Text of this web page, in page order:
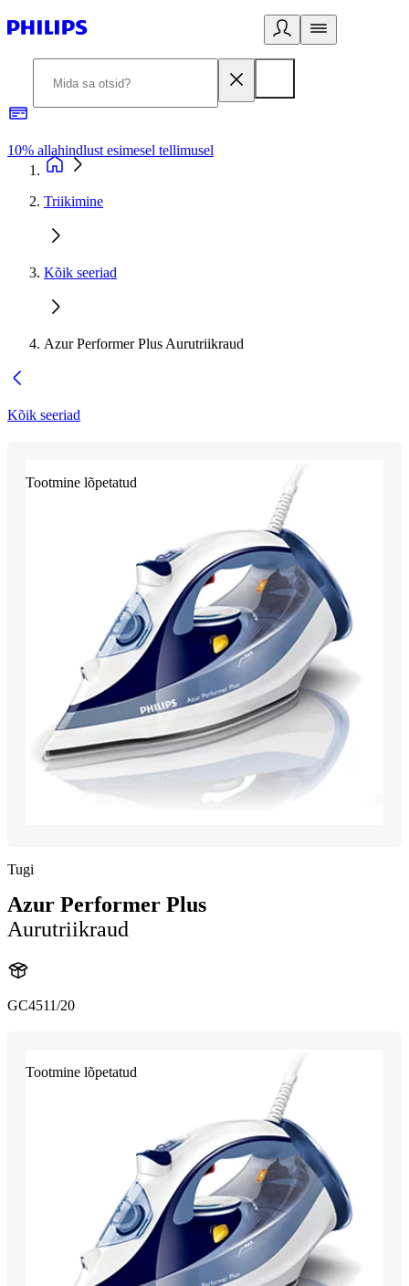
10% allahindlust esimesel tellimusel
Triikimine
Kõik seeriad
Azur Performer Plus Aurutriikraud
Kõik seeriad
Tootmine lõpetatud
Tugi
Azur Performer Plus
Aurutriikraud
GC4511/20
Tootmine lõpetatud